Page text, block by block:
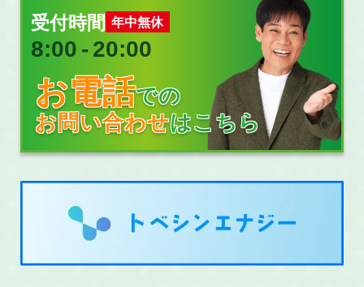
受付時間 年中無休
8:00 ‐20:00
お電話での
お問い合わせはこちら